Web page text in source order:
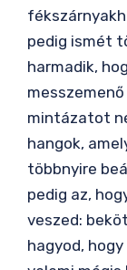
pedig ismét
harmadik,
mintázatot
hangok,
többnyire
pedig az,
veszed:
hagyod,